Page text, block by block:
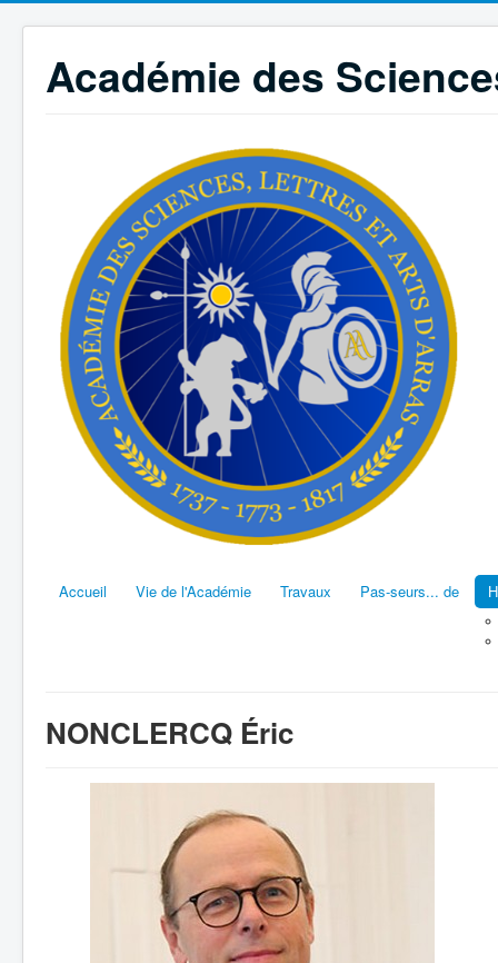
Académie des
Accueil Vie de l'Académie Travaux Pas-seurs... de
NONCLERCQ Éric